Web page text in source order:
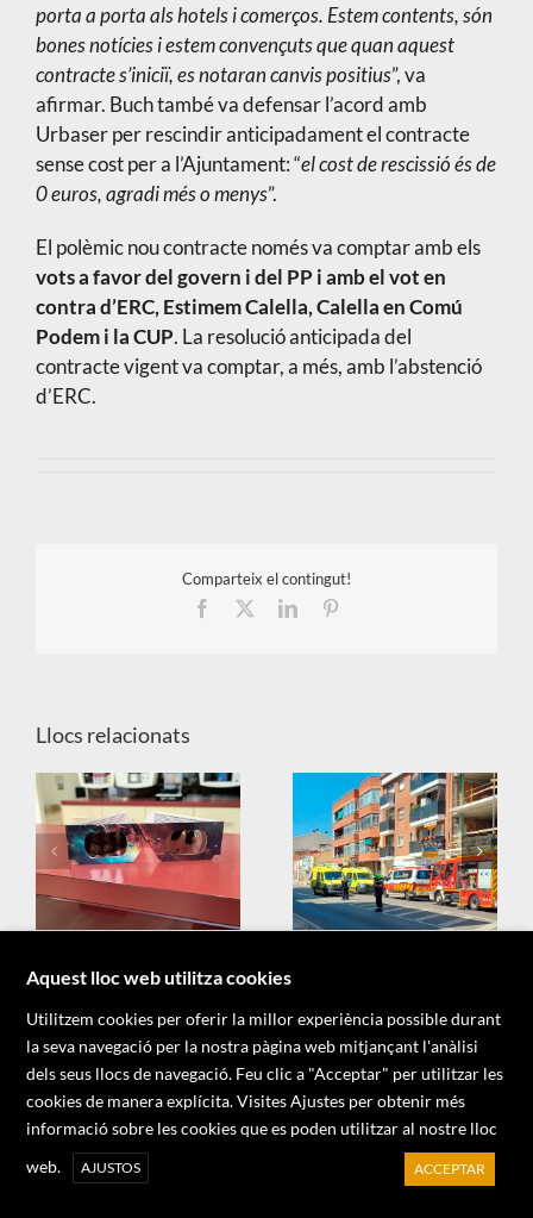
porta a porta als hotels i comerços. Estem contents, són
bones notícies i estem convençuts que quan aquest
contracte s’iniciï, es notaran canvis positius”, va
afirmar. Buch també va defensar l’acord amb
Urbaser per rescindir anticipadament el contracte
sense cost per a l’Ajuntament: “el cost de rescissió és de
0 euros, agradi més o menys”.
El polèmic nou contracte només va comptar amb els
vots a favor del govern i del PP i amb el vot en
contra d’ERC, Estimem Calella, Calella en Comú
Podem i la CUP. La resolució anticipada del
contracte vigent va comptar, a més, amb l’abstenció
d’ERC.
Comparteix el contingut!
Facebook
LinkedIn
Llocs relacionats
Copyright 2026 - Associació d'Informadors del Maresme
Instagram
Aquest lloc web utilitza cookies
Utilitzem cookies per oferir la millor experiència possible durant
la seva navegació per la nostra pàgina web mitjançant l'anàlisi
dels seus llocs de navegació. Feu clic a "Acceptar" per utilitzar les
cookies de manera explícita. Visites Ajustes per obtenir més
informació sobre les cookies que es poden utilitzar al nostre lloc
web.
ACCEPTAR
AJUSTOS